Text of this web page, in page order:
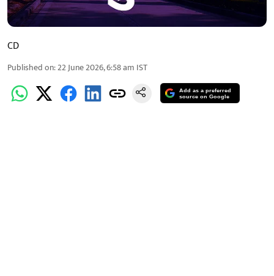
CD
Published on:22 June 2026, 6:58 am IST
Add as a preferred
source on Google